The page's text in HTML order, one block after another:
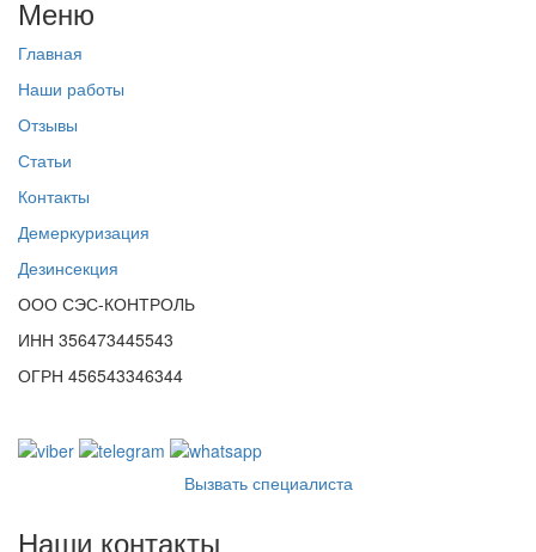
Меню
Главная
Наши работы
Отзывы
Статьи
Контакты
Демеркуризация
Дезинсекция
ООО СЭС-КОНТРОЛЬ
ИНН 356473445543
ОГРН 456543346344
Вызвать специалиста
Наши контакты